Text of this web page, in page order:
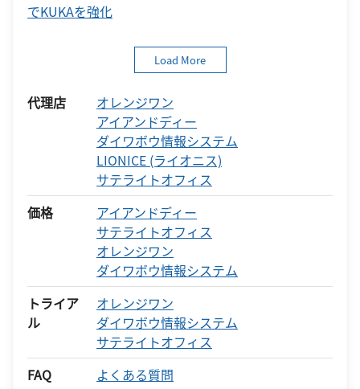
代理店
オレンジワン
アイアンドディー
ダイワボウ情報システム
LIONICE (ライオニス)
サテライトオフィス
価格
アイアンドディー
サテライトオフィス
オレンジワン
ダイワボウ情報システム
トライア
ル
オレンジワン
ダイワボウ情報システム
サテライトオフィス
FAQ
よくある質問
でKUKAを強化
Load More